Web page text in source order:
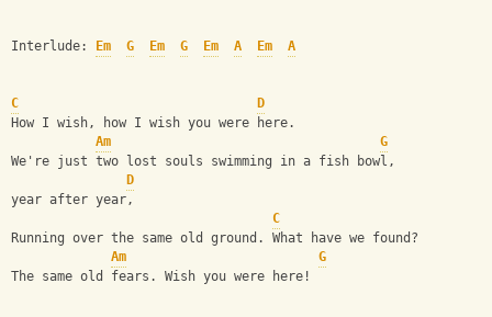
Interlude: Em G Em G Em A Em A
C
D
How I wish, how I wish you were here.
Am
G
We're just two lost souls swimming in a fish bowl,
D
year after year,
C
Running over the same old ground. What have we found?
Am
G
The same old fears. Wish you were here!